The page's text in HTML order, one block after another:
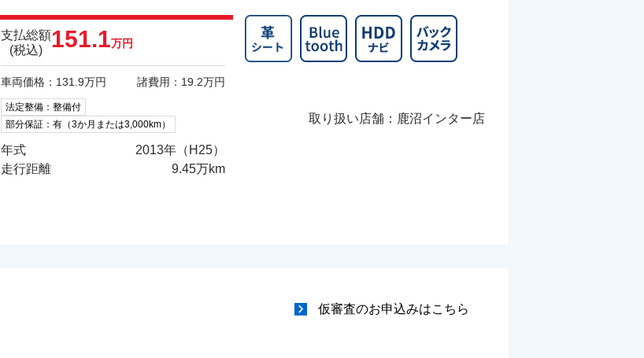
支払総額
(税込)
151.1万円
車両価格：131.9万円 諸費用：19.2万円
法定整備：整備付
部分保証：有（3か月または3,000km）
年式
2013年（H25）
走行距離
9.45万km
取り扱い店舗：鹿沼インター店
仮審査のお申込みはこちら